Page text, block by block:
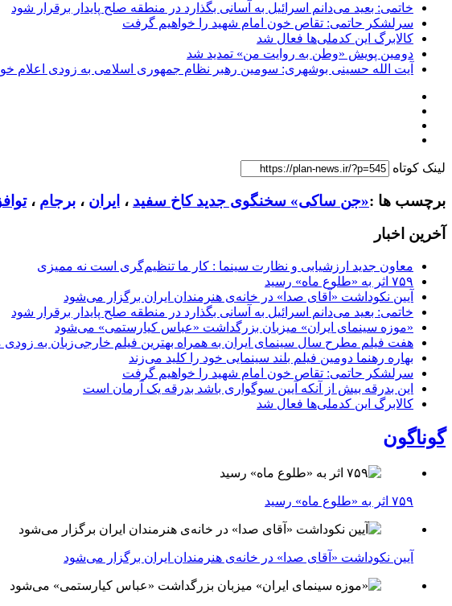
خاتمی: بعید می‌دانم اسرائیل به آسانی بگذارد در منطقه صلح پایدار برقرار شود
سرلشکر حاتمی: تقاص خون امام شهید را خواهیم گرفت
کالابرگ این کدملی‌ها فعال شد
دومین پویش «وطن به روایت من» تمدید شد
آیت الله حسینی بوشهری: سومین رهبر نظام جمهوری اسلامی به زودی اعلام
لینک کوتاه
برچسب ها :«جن ساکی» سخنگوی جدید کاخ سفید ، ایران ، برجام ،
آخرین اخبار
معاون جدید ارزشیابی و نظارت سینما : کار ما تنظیم‌گری است نه ممیزی
۷۵۹ اثر به «طلوع ماه» رسید
آیین نکوداشت «آقای صدا» در خانه‌ی هنرمندان ایران برگزار می‌شود
خاتمی: بعید می‌دانم اسرائیل به آسانی بگذارد در منطقه صلح پایدار برقرار شود
«موزه سینمای ایران» میزبان بزرگداشت «عباس کیارستمی» می‌شود
هفت فیلم مطرح سال سینمای ایران به همراه بهترین فیلم خارجی‌زبان به
بهاره رهنما دومین فیلم بلند سینمایی خود را کلید می‌زند
سرلشکر حاتمی: تقاص خون امام شهید را خواهیم گرفت
این بدرقه بیش از آنکه آیین سوگواری باشد بدرقه یک آرمان است
کالابرگ این کدملی‌ها فعال شد
گوناگون
۷۵۹ اثر به «طلوع ماه» رسید
آیین نکوداشت «آقای صدا» در خانه‌ی هنرمندان ایران برگزار می‌شود